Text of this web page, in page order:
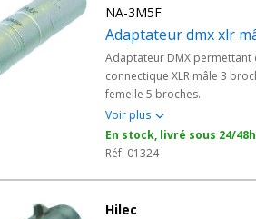
NA-3M5F
Adaptateur dmx xlr
Adaptateur DMX permettant
connectique XLR mâle 3
femelle 5 broches.
Voir plus
En stock, livré sous 24/48h
Réf. 01324
Hilec